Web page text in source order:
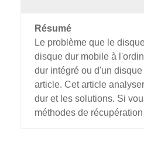
Résumé
Le problème que le
disque dur mobile à
dur intégré ou d'un
article. Cet article
dur et les solutions. Si
méthodes de